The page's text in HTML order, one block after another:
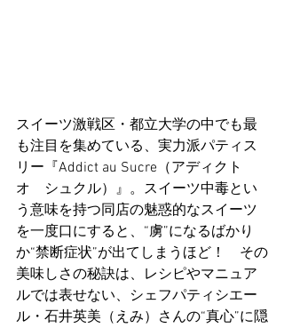
スイーツ激戦区・都立大学の中でも最
も注目を集めている、実力派パティス
リー『Addict au Sucre（アディクト
オ　シュクル）』。スイーツ中毒とい
う意味を持つ同店の魅惑的なスイーツ
を一度口にすると、“虜”になるばかり
か“禁断症状”が出てしまうほど！　その
美味しさの秘訣は、レシピやマニュア
ルでは表せない、シェフパティシエー
ル・石井英美（えみ）さんの“真心”に隠